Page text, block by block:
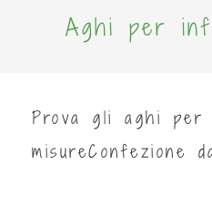
Aghi per
Prova gli aghi per